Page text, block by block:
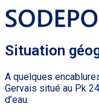
Situation
A quelques
Gervais situé au Pk
d’eau.